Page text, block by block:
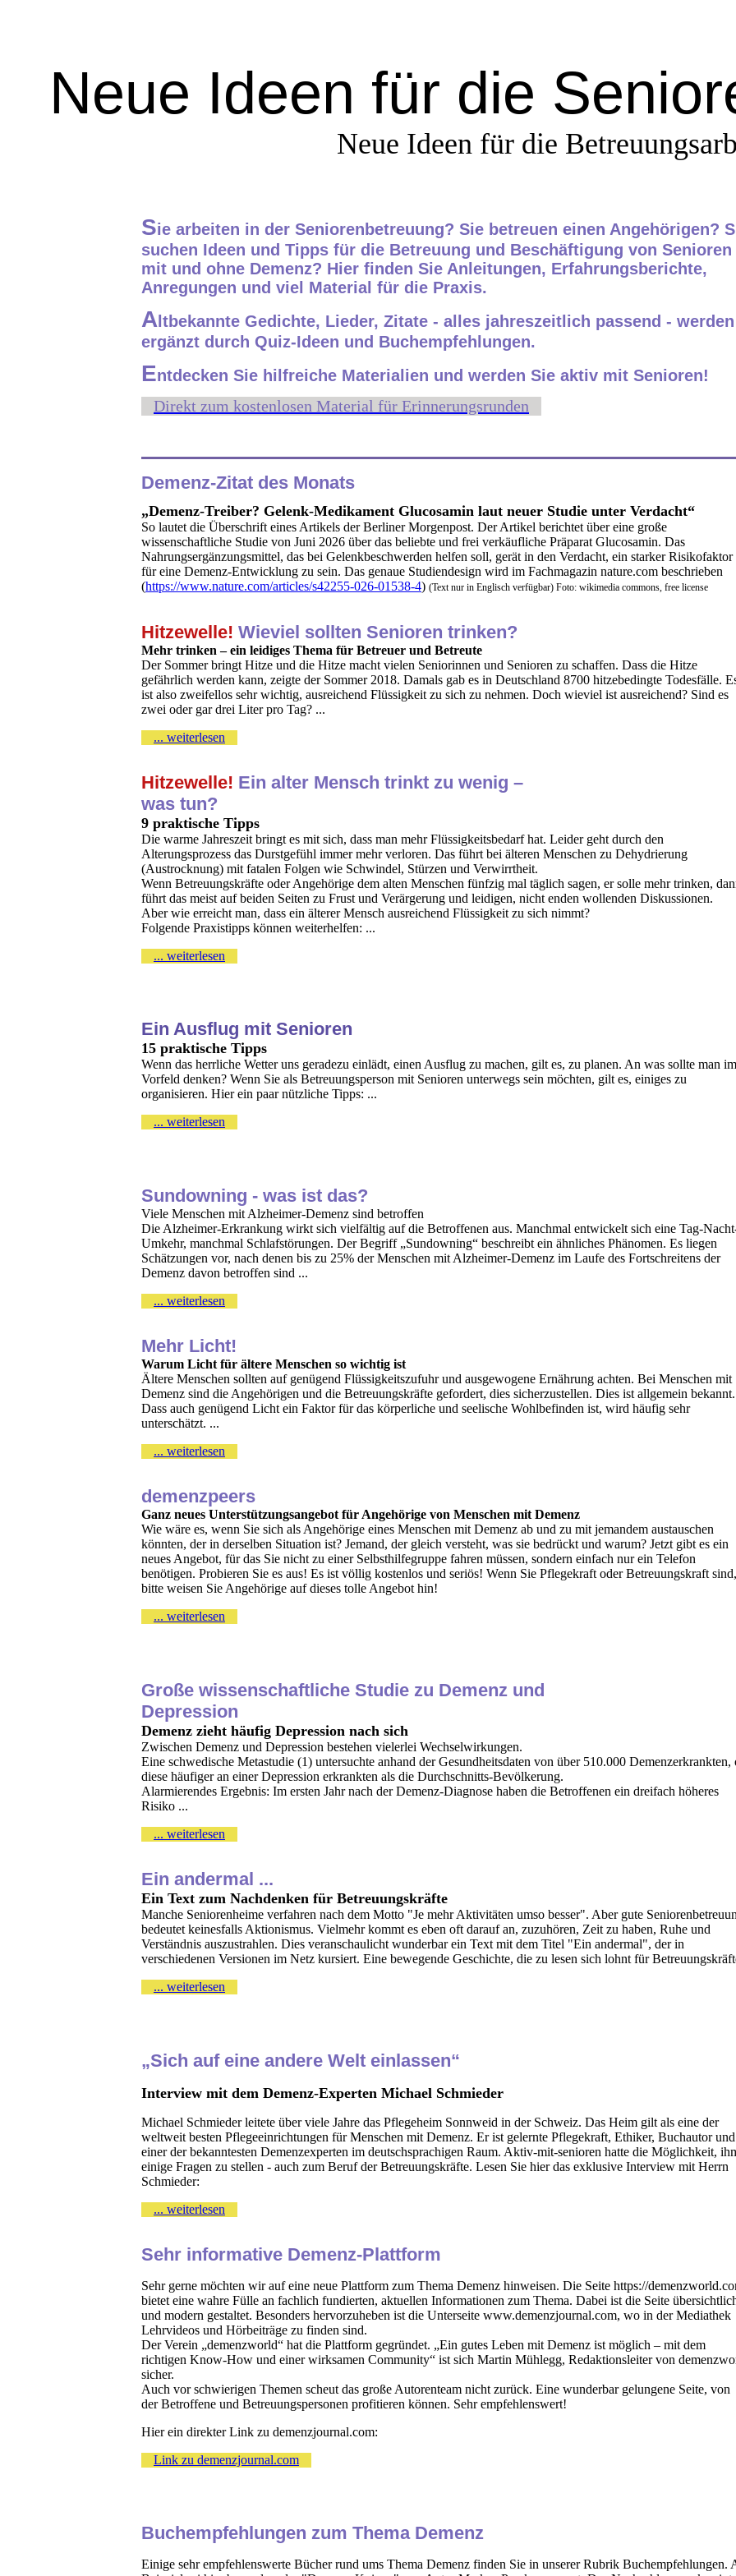
Neue Ideen für die
Neue Ideen für die
Sie arbeiten in der Seniorenbetreuung? Sie betreuen einen Angehörigen?
suchen Ideen und Tipps für die Betreuung und Beschäftigung von Senioren
mit und ohne Demenz? Hier finden Sie Anleitungen, Erfahrungsberichte,
Anregungen und viel Material für die Praxis.
A ltbekannte Gedichte, Lieder, Zitate - alles jahreszeitlich passend - werden
ergänzt durch Quiz-Ideen und Buchempfehlungen.
Entdecken Sie hilfreiche Materialien und werden Sie aktiv mit Senioren!
Direkt zum kostenlosen Material für Erinnerungsrunden
Demenz-Zitat des Monats
„Demenz-Treiber? Gelenk-Medikament Glucosamin laut neuer Studie unter Verdacht“
So lautet die Überschrift eines Artikels der Berliner Morgenpost. Der Artikel berichtet über eine große
wissenschaftliche Studie von Juni 2026 über das beliebte und frei verkäufliche Präparat Glucosamin. Das
Nahrungsergänzungsmittel, das bei Gelenkbeschwerden helfen soll, gerät in den Verdacht, ein starker Risikofaktor
für eine Demenz-Entwicklung zu sein. Das genaue Studiendesign wird im Fachmagazin nature.com beschrieben
(https://www.nature.com/articles/s42255-026-01538-4) (Text nur in Englisch verfügbar) Foto: wikimedia commons, free license
Hitzewelle! Wieviel sollten Senioren trinken?
Mehr trinken – ein leidiges Thema für Betreuer und Betreute
Der Sommer bringt Hitze und die Hitze macht vielen Seniorinnen und Senioren zu schaffen. Dass die Hitze
gefährlich werden kann, zeigte der Sommer 2018. Damals gab es in Deutschland 8700 hitzebedingte Todesfälle.
ist also zweifellos sehr wichtig, ausreichend Flüssigkeit zu sich zu nehmen. Doch wieviel ist ausreichend? Sind es
zwei oder gar drei Liter pro Tag? ...
... weiterlesen
Hitzewelle! Ein alter Mensch trinkt zu wenig –
was tun?
9 praktische Tipps
Die warme Jahreszeit bringt es mit sich, dass man mehr Flüssigkeitsbedarf hat. Leider geht durch den
Alterungsprozess das Durstgefühl immer mehr verloren. Das führt bei älteren Menschen zu Dehydrierung
(Austrocknung) mit fatalen Folgen wie Schwindel, Stürzen und Verwirrtheit.
Wenn Betreuungskräfte oder Angehörige dem alten Menschen fünfzig mal täglich sagen, er solle mehr trinken,
führt das meist auf beiden Seiten zu Frust und Verärgerung und leidigen, nicht enden wollenden Diskussionen.
Aber wie erreicht man, dass ein älterer Mensch ausreichend Flüssigkeit zu sich nimmt?
Folgende Praxistipps können weiterhelfen: ...
... weiterlesen
Ein Ausflug mit Senioren
15 praktische Tipps
Wenn das herrliche Wetter uns geradezu einlädt, einen Ausflug zu machen, gilt es, zu planen. An was sollte man im
Vorfeld denken? Wenn Sie als Betreuungsperson mit Senioren unterwegs sein möchten, gilt es, einiges zu
organisieren. Hier ein paar nützliche Tipps: ...
... weiterlesen
Sundowning - was ist das?
Viele Menschen mit Alzheimer-Demenz sind betroffen
Die Alzheimer-Erkrankung wirkt sich vielfältig auf die Betroffenen aus. Manchmal entwickelt sich eine Tag-
Umkehr, manchmal Schlafstörungen. Der Begriff „Sundowning“ beschreibt ein ähnliches Phänomen. Es liegen
Schätzungen vor, nach denen bis zu 25% der Menschen mit Alzheimer-Demenz im Laufe des Fortschreitens der
Demenz davon betroffen sind ...
... weiterlesen
Mehr Licht!
Warum Licht für ältere Menschen so wichtig ist
Ältere Menschen sollten auf genügend Flüssigkeitszufuhr und ausgewogene Ernährung achten. Bei Menschen mit
Demenz sind die Angehörigen und die Betreuungskräfte gefordert, dies sicherzustellen. Dies ist allgemein bekannt.
Dass auch genügend Licht ein Faktor für das körperliche und seelische Wohlbefinden ist, wird häufig sehr
unterschätzt. ...
... weiterlesen
demenzpeers
Ganz neues Unterstützungsangebot für Angehörige von Menschen mit Demenz
Wie wäre es, wenn Sie sich als Angehörige eines Menschen mit Demenz ab und zu mit jemandem austauschen
könnten, der in derselben Situation ist? Jemand, der gleich versteht, was sie bedrückt und warum? Jetzt gibt es ein
neues Angebot, für das Sie nicht zu einer Selbsthilfegruppe fahren müssen, sondern einfach nur ein Telefon
benötigen. Probieren Sie es aus! Es ist völlig kostenlos und seriös! Wenn Sie Pflegekraft oder Betreuungskraft sind,
bitte weisen Sie Angehörige auf dieses tolle Angebot hin!
... weiterlesen
Große wissenschaftliche Studie zu Demenz und
Depression
Demenz zieht häufig Depression nach sich
Zwischen Demenz und Depression bestehen vielerlei Wechselwirkungen.
Eine schwedische Metastudie (1) untersuchte anhand der Gesundheitsdaten von über 510.000 Demenzerkrankten,
diese häufiger an einer Depression erkrankten als die Durchschnitts-Bevölkerung.
Alarmierendes Ergebnis: Im ersten Jahr nach der Demenz-Diagnose haben die Betroffenen ein dreifach höheres
Risiko ...
... weiterlesen
Ein andermal ...
Ein Text zum Nachdenken für Betreuungskräfte
Manche Seniorenheime verfahren nach dem Motto "Je mehr Aktivitäten umso besser". Aber gute
bedeutet keinesfalls Aktionismus. Vielmehr kommt es eben oft darauf an, zuzuhören, Zeit zu haben, Ruhe und
Verständnis auszustrahlen. Dies veranschaulicht wunderbar ein Text mit dem Titel "Ein andermal", der in
verschiedenen Versionen im Netz kursiert. Eine bewegende Geschichte, die zu lesen sich lohnt für
... weiterlesen
„Sich auf eine andere Welt einlassen“
Interview mit dem Demenz-Experten Michael Schmieder
Michael Schmieder leitete über viele Jahre das Pflegeheim Sonnweid in der Schweiz. Das Heim gilt als eine der
weltweit besten Pflegeeinrichtungen für Menschen mit Demenz. Er ist gelernte Pflegekraft, Ethiker, Buchautor und
einer der bekanntesten Demenzexperten im deutschsprachigen Raum. Aktiv-mit-senioren hatte die Möglichkeit,
einige Fragen zu stellen - auch zum Beruf der Betreuungskräfte. Lesen Sie hier das exklusive Interview mit Herrn
Schmieder:
... weiterlesen
Sehr informative Demenz-Plattform
Sehr gerne möchten wir auf eine neue Plattform zum Thema Demenz hinweisen. Die Seite https://
bietet eine wahre Fülle an fachlich fundierten, aktuellen Informationen zum Thema. Dabei ist die Seite
und modern gestaltet. Besonders hervorzuheben ist die Unterseite www.demenzjournal.com, wo in der Mediathek
Lehrvideos und Hörbeiträge zu finden sind.
Der Verein „demenzworld“ hat die Plattform gegründet. „Ein gutes Leben mit Demenz ist möglich – mit dem
richtigen Know-How und einer wirksamen Community“ ist sich Martin Mühlegg, Redaktionsleiter von
sicher.
Auch vor schwierigen Themen scheut das große Autorenteam nicht zurück. Eine wunderbar gelungene Seite, von
der Betroffene und Betreuungspersonen profitieren können. Sehr empfehlenswert!
Hier ein direkter Link zu demenzjournal.com:
Link zu demenzjournal.com
Buchempfehlungen zum Thema Demenz
Einige sehr empfehlenswerte Bücher rund ums Thema Demenz finden Sie in unserer Rubrik Buchempfehlungen.